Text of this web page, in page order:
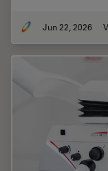
Jun 22, 2026